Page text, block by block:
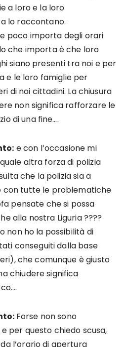
a loro e la loro
lo raccontano.
poco importa degli orari
che importa è che loro
siano presenti tra noi e per
e le loro famiglie per
di noi cittadini. La chiusura
non significa rafforzare le
di una fine….
e con l’occasione mi
altra forza di polizia
che la polizia sia a
con tutte le problematiche
pensate che si possa
alla nostra Liguria ????
non ho la possibilità di
conseguiti dalla base
che comunque è giusto
chiudere significa
Forse non sono
per questo chiedo scusa,
l’orario di apertura